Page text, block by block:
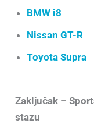
BMW i8
Nissan GT-R
Toyota Supra
Zaključak –
stazu